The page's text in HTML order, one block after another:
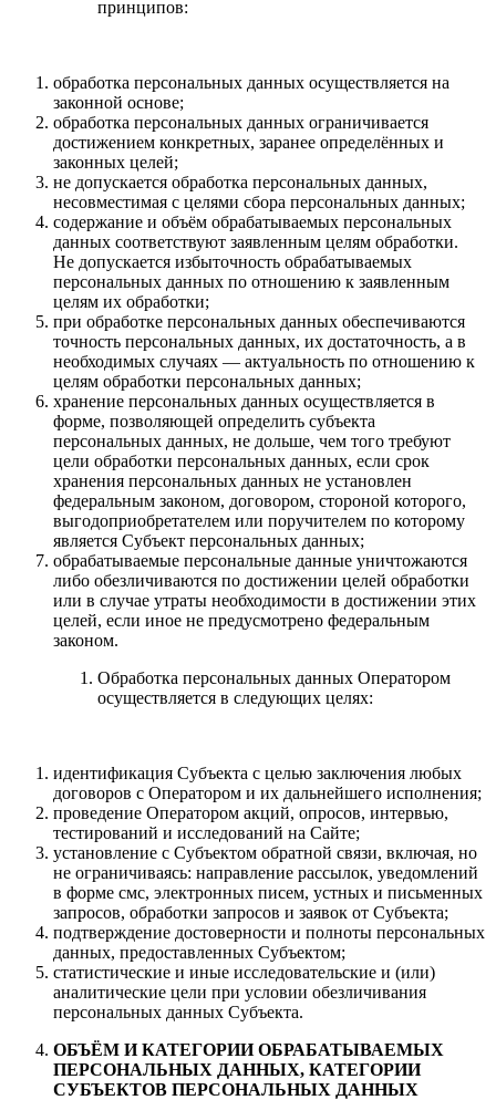
принципов:
обработка персональных данных осуществляется на
законной основе;
обработка персональных данных ограничивается
достижением конкретных, заранее определённых и
законных целей;
не допускается обработка персональных данных,
несовместимая с целями сбора персональных данных;
содержание и объём обрабатываемых персональных
данных соответствуют заявленным целям обработки.
Не допускается избыточность обрабатываемых
персональных данных по отношению к заявленным
целям их обработки;
при обработке персональных данных обеспечиваются
точность персональных данных, их достаточность, а в
необходимых случаях — актуальность по отношению к
целям обработки персональных данных;
хранение персональных данных осуществляется в
форме, позволяющей определить субъекта
персональных данных, не дольше, чем того требуют
цели обработки персональных данных, если срок
хранения персональных данных не установлен
федеральным законом, договором, стороной которого,
выгодоприобретателем или поручителем по которому
является Субъект персональных данных;
обрабатываемые персональные данные уничтожаются
либо обезличиваются по достижении целей обработки
или в случае утраты необходимости в достижении этих
целей, если иное не предусмотрено федеральным
законом.
Обработка персональных данных Оператором
осуществляется в следующих целях:
идентификация Субъекта с целью заключения любых
договоров с Оператором и их дальнейшего исполнения;
проведение Оператором акций, опросов, интервью,
тестирований и исследований на Сайте;
установление с Субъектом обратной связи, включая, но
не ограничиваясь: направление рассылок, уведомлений
в форме смс, электронных писем, устных и письменных
запросов, обработки запросов и заявок от Субъекта;
подтверждение достоверности и полноты персональных
данных, предоставленных Субъектом;
статистические и иные исследовательские и (или)
аналитические цели при условии обезличивания
персональных данных Субъекта.
ОБЪЁМ И КАТЕГОРИИ ОБРАБАТЫВАЕМЫХ
ПЕРСОНАЛЬНЫХ ДАННЫХ, КАТЕГОРИИ
СУБЪЕКТОВ ПЕРСОНАЛЬНЫХ ДАННЫХ